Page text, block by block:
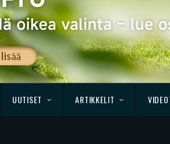
UUTISET ARTIKKELIT